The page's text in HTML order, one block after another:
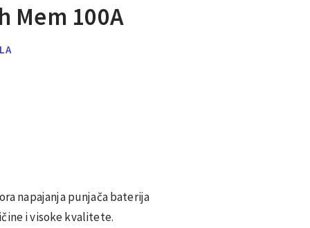
Mem 100A
napajanja punjača baterija
i visoke kvalitete.